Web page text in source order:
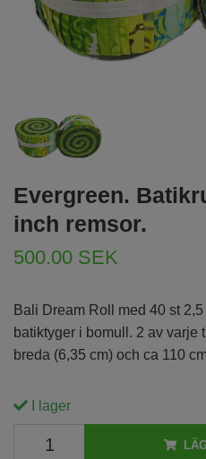
Evergreen.
inch remsor.
500.00 SEK
Bali Dream Roll med 40 st
batiktyger i bomull. 2 av varje
breda (6,35 cm) och ca 110
I lager